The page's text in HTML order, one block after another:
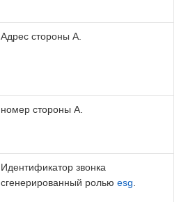
Адрес стороны А.
номер стороны А.
Идентификатор звонка
сгенерированный ролью esg